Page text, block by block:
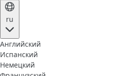
ru
Английский
Испанский
Немецкий